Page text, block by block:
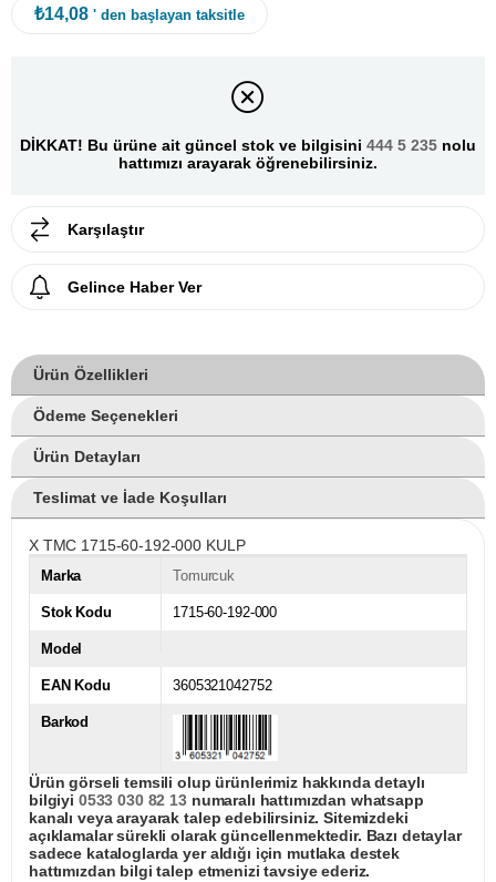
₺14,08 ' den başlayan taksitle
DİKKAT! Bu ürüne ait güncel stok ve bilgisini 444 5 235 nolu
hattımızı arayarak öğrenebilirsiniz.
Karşılaştır
Gelince Haber Ver
Ürün Özellikleri
Ödeme Seçenekleri
Ürün Detayları
Teslimat ve İade Koşulları
X TMC 1715-60-192-000 KULP
Marka Tomurcuk
Stok Kodu 1715-60-192-000
Model
EAN Kodu 3605321042752
Barkod
Ürün görseli temsili olup ürünlerimiz hakkında detaylı
bilgiyi 0533 030 82 13numaralı hattımızdan whatsapp
kanalı veya arayarak talep edebilirsiniz. Sitemizdeki
açıklamalar sürekli olarak güncellenmektedir. Bazı detaylar
sadece kataloglarda yer aldığı için mutlaka destek
hattımızdan bilgi talep etmenizi tavsiye ederiz.